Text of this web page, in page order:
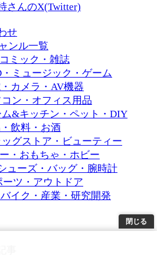
閉じる
さんのX(Twitter)
せ
ンル一覧
ミック・雑誌
ミュージック・ゲーム
カメラ・AV機器
ン・オフィス用品
ム&キッチン・ペット・DIY
飲料・お酒
ッグストア・ビューティー
・おもちゃ・ホビー
ューズ・バッグ・腕時計
ーツ・アウトドア
イク・産業・研究開発